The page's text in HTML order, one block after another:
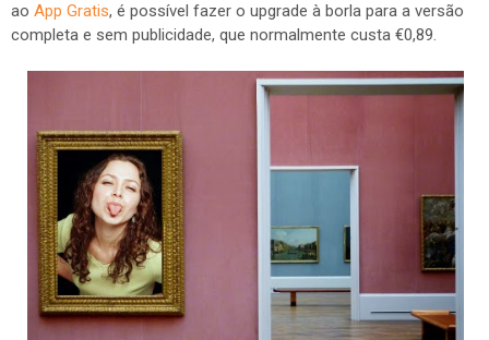
ao App Gratis, é possível fazer o upgrade à borla para a versão
completa e sem publicidade, que normalmente custa €0,89.